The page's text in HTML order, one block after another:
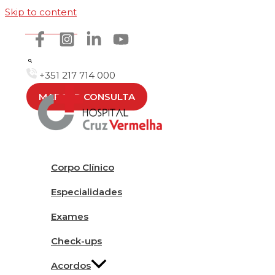
Skip to content
Como chegar
+351 217 714 000
MARCAR CONSULTA
Corpo Clínico
Especialidades
Exames
Check-ups
Acordos